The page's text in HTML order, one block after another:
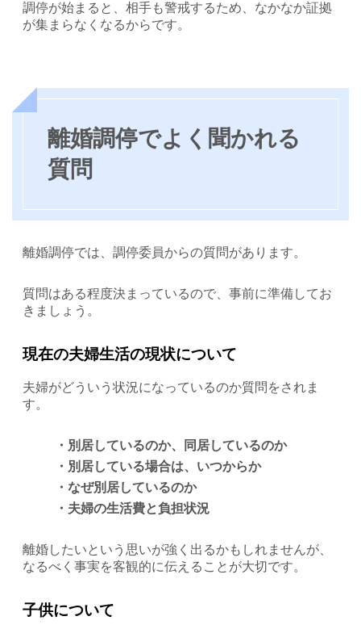
調停が始まると、相手も警戒するため、なかなか証拠
が集まらなくなるからです。
離婚調停でよく聞かれる
質問
離婚調停では、調停委員からの質問があります。
質問はある程度決まっているので、事前に準備してお
きましょう。
現在の夫婦生活の現状について
夫婦がどういう状況になっているのか質問をされま
す。
・別居しているのか、同居しているのか
・別居している場合は、いつからか
・なぜ別居しているのか
・夫婦の生活費と負担状況
離婚したいという思いが強く出るかもしれませんが、
なるべく事実を客観的に伝えることが大切です。
子供について